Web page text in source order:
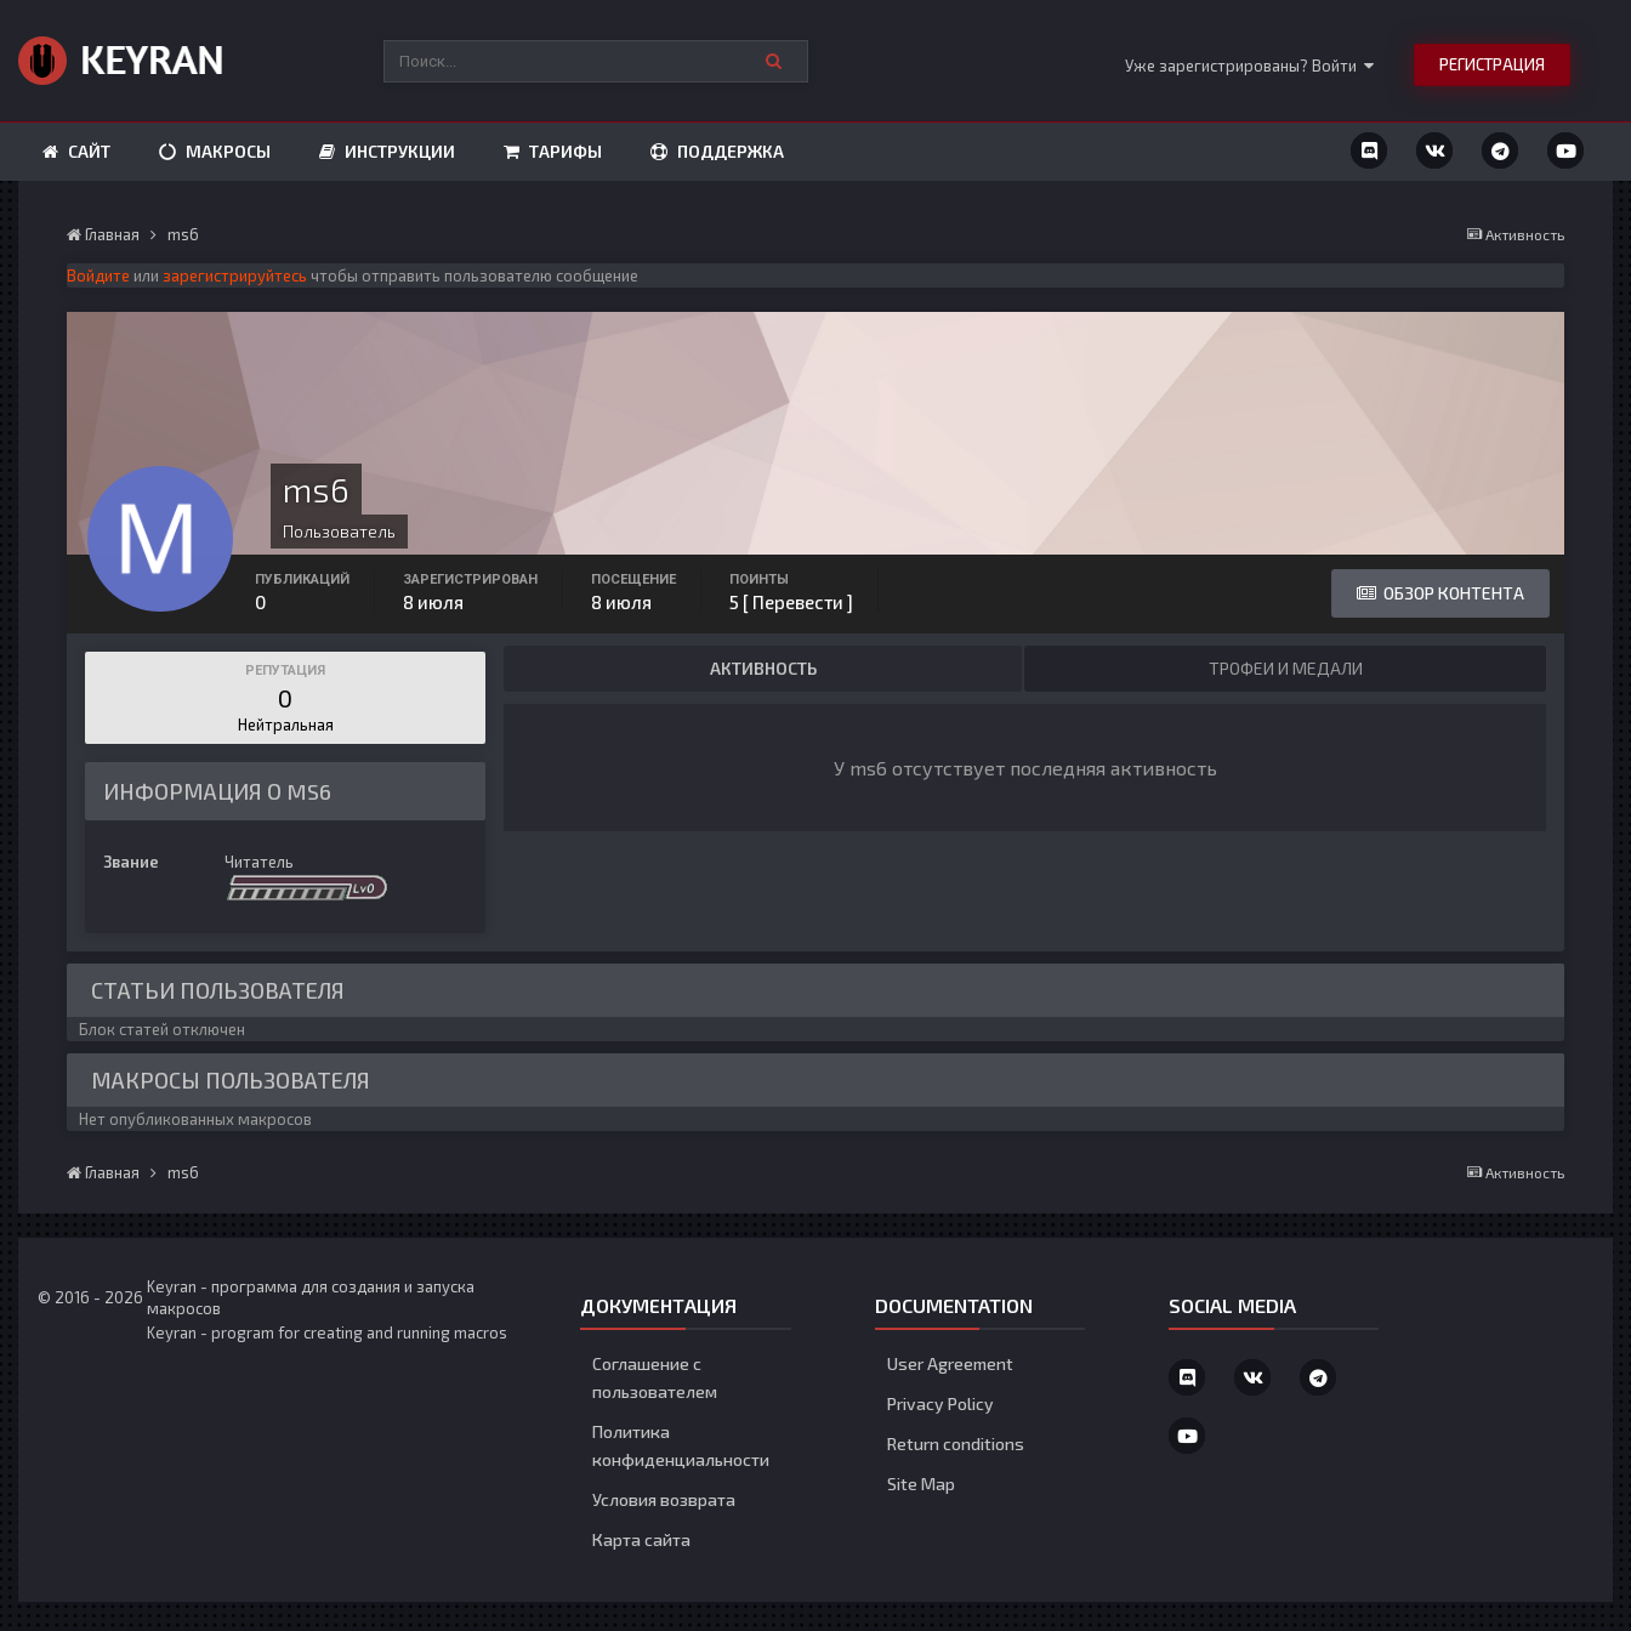
Уже зарегистрированы? Войти РЕГИСТРАЦИЯ
САЙТ МАКРОСЫ ИНСТРУКЦИИ ТАРИФЫ ПОДДЕРЖКА
Активность
Главная ms6
Войдите или зарегистрируйтесь чтобы отправить пользователю сообщение
ms6
Пользователь
ОБЗОР КОНТЕНТА
ПУБЛИКАЦИЙ
0
ЗАРЕГИСТРИРОВАН
8 июля
ПОСЕЩЕНИЕ
8 июля
ПОИНТЫ
5 [ Перевести ]
РЕПУТАЦИЯ
0
Нейтральная
ИНФОРМАЦИЯ О MS6
Звание Читатель
АКТИВНОСТЬ ТРОФЕИ И МЕДАЛИ
У ms6 отсутствует последняя активность
СТАТЬИ ПОЛЬЗОВАТЕЛЯ
Блок статей отключен
МАКРОСЫ ПОЛЬЗОВАТЕЛЯ
Нет опубликованных макросов
Активность
Главная ms6
© 2016 - 2026
Keyran - программа для создания и запуска
макросов
Keyran - program for creating and running macros
ДОКУМЕНТАЦИЯ
Соглашение с
пользователем
Политика
конфиденциальности
Условия возврата
Карта сайта
DOCUMENTATION
User Agreement
Privacy Policy
Return conditions
Site Map
SOCIAL MEDIA